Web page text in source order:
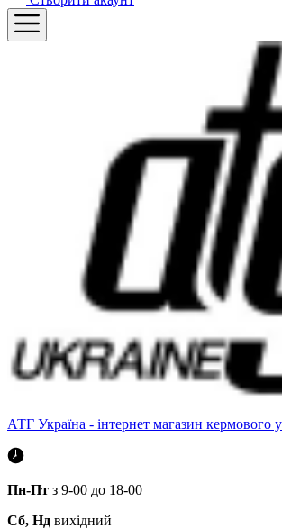
АТГ Україна - інтернет магазин кермового
Пн-Пт з 9-00 до 18-00
Сб, Нд вихідний